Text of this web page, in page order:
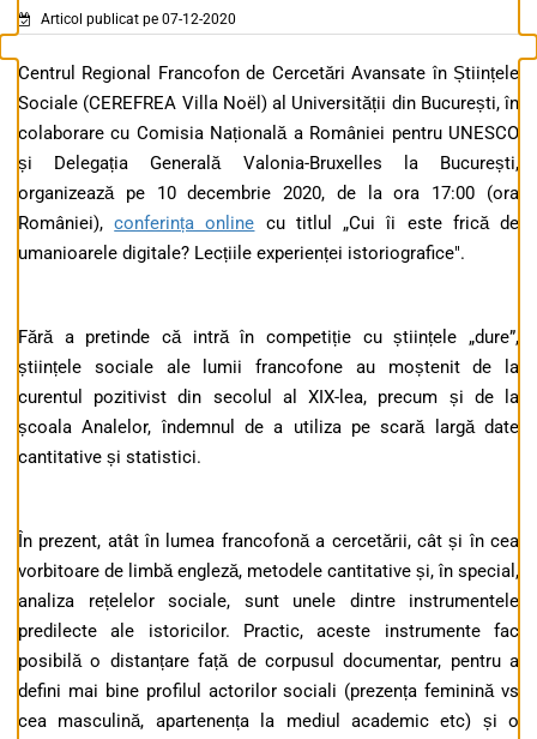
Articol publicat pe 07-12-2020
Centrul Regional Francofon de Cercetări Avansate în Științele
Sociale (CEREFREA Villa Noël) al Universității din București, în
colaborare cu Comisia Națională a României pentru UNESCO
și Delegația Generală Valonia-Bruxelles la București,
organizează pe 10 decembrie 2020, de la ora 17:00 (ora
României),conferința online cu titlul „Cui îi este frică de
umanioarele digitale? Lecțiile experienței istoriografice".
Fără a pretinde că intră în competiție cu științele „dure”,
științele sociale ale lumii francofone au moștenit de la
curentul pozitivist din secolul al XIX-lea, precum și de la
școala Analelor, îndemnul de a utiliza pe scară largă date
cantitative și statistici.
În prezent, atât în ​​lumea francofonă a cercetării, cât și în cea
vorbitoare de limbă engleză, metodele cantitative și, în special,
analiza rețelelor sociale, sunt unele dintre instrumentele
predilecte ale istoricilor. Practic, aceste instrumente fac
posibilă o distanțare față de corpusul documentar, pentru a
defini mai bine profilul actorilor sociali (prezența feminină vs
cea masculină, apartenența la mediul academic etc) și o